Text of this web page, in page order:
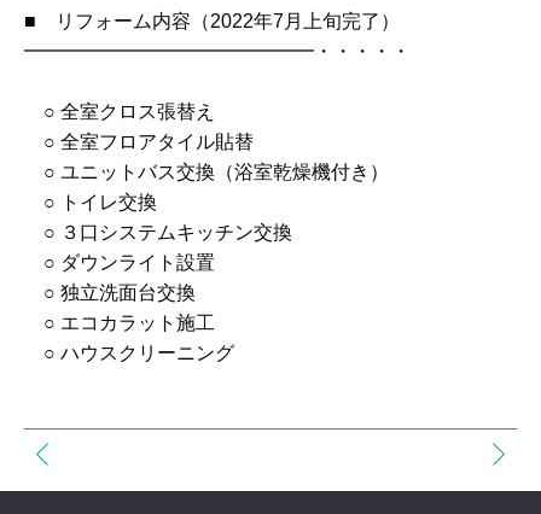
■ リフォーム内容（2022年7月上旬完了）
━━━━━━━━━━━━━━━・・・・・
○ 全室クロス張替え
○ 全室フロアタイル貼替
○ ユニットバス交換（浴室乾燥機付き）
○ トイレ交換
○ ３口システムキッチン交換
○ ダウンライト設置
○ 独立洗面台交換
○ エコカラット施工
○ ハウスクリーニング